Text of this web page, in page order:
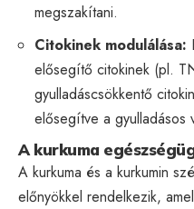
megszakítani.
Citokinek modulálása:
elősegítő citokinek (pl.
gyulladáscsökkentő
elősegítve a gyulladásos
A kurkuma
A kurkuma és a kurkumin
előnyökkel rendelkezik,